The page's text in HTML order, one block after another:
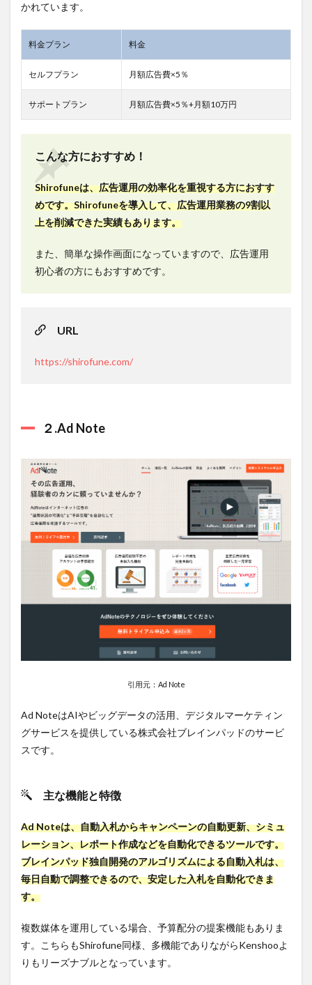
かれています。
料金プラン 料金
セルフプラン 月額広告費×5％
サポートプラン 月額広告費×5％+月額10万円
こんな方におすすめ！
Shirofuneは、広告運用の効率化を重視する方におすす
めです。Shirofuneを導入して、広告運用業務の9割以
上を削減できた実績もあります。
また、簡単な操作画面になっていますので、広告運用
初心者の方にもおすすめです。
URL
https://shirofune.com/
２.Ad Note
引用元：Ad Note
Ad NoteはAIやビッグデータの活用、デジタルマーケティン
グサービスを提供している株式会社ブレインパッドのサービ
スです。
主な機能と特徴
Ad Noteは、自動入札からキャンペーンの自動更新、シミュ
レーション、レポート作成などを自動化できるツールです。
ブレインパッド独自開発のアルゴリズムによる自動入札は、
毎日自動で調整できるので、安定した入札を自動化できま
す。
複数媒体を運用している場合、予算配分の提案機能もありま
す。こちらもShirofune同様、多機能でありながらKenshooよ
りもリーズナブルとなっています。